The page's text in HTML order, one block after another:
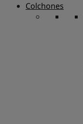
Colchones